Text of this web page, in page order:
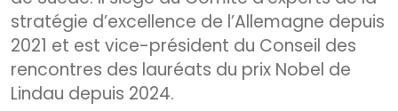
stratégie d’excellence de l’Allemagne depuis
2021 et est vice-président du Conseil des
rencontres des lauréats du prix Nobel de
Lindau depuis 2024.